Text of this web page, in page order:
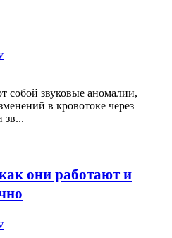
собой звуковые аномалии,
в кровотоке через
зв...
они работают и